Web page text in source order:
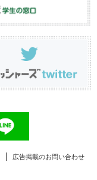
広告掲載のお問い合わせ